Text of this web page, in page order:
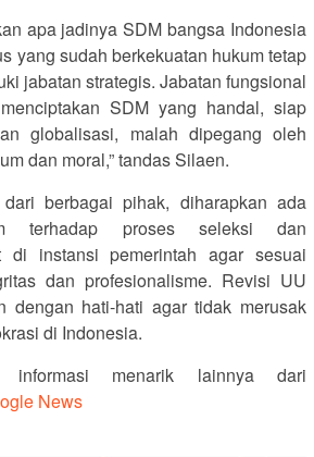
apa jadinya SDM bangsa Indonesia
yang sudah berkekuatan hukum tetap
jabatan strategis. Jabatan fungsional
SDM yang handal, siap
globalisasi, malah dipegang oleh
dan moral,” tandas Silaen.
berbagai pihak, diharapkan ada
terhadap proses seleksi dan
di instansi pemerintah agar sesuai
dan profesionalisme. Revisi UU
dengan hati-hati agar tidak merusak
di Indonesia.
menarik lainnya dari
News